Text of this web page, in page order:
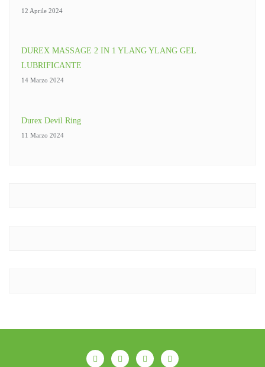
12 Aprile 2024
DUREX MASSAGE 2 IN 1 YLANG YLANG GEL
LUBRIFICANTE
14 Marzo 2024
Durex Devil Ring
11 Marzo 2024